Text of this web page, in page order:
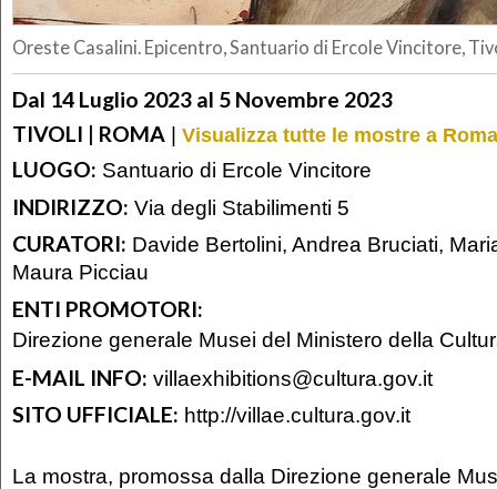
Oreste Casalini. Epicentro, Santuario di Ercole Vincitore,
Dal 14 Luglio 2023 al 5 Novembre 2023
TIVOLI | ROMA | Visualizza tutte le mostre a Roma
LUOGO: Santuario di Ercole Vincitore
INDIRIZZO: Via degli Stabilimenti 5
CURATORI: Davide Bertolini, Andrea Bruciati,
Maura Picciau
ENTI PROMOTORI:
Direzione generale Musei del Ministero della
E-MAIL INFO: villaexhibitions@cultura.gov.it
SITO UFFICIALE: http://villae.cultura.gov.it
La mostra, promossa dalla Direzione generale